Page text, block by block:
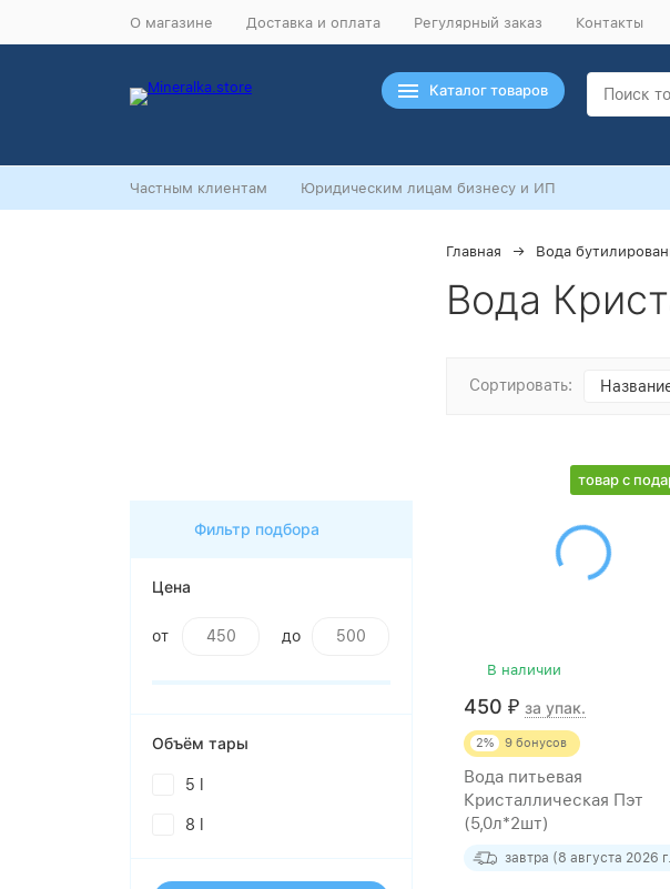
О магазине Доставка и оплата Регулярный заказ Контакты
Каталог товаров
Частным клиентам Юридическим лицам бизнесу и ИП
Главная Вода
Вода
Сортировать:
товар с
В наличии
450 ₽ за упак.
2% 9 бонусов
Вода питьевая
Кристаллическая Пэт
(5,0л*2шт)
завтра (8 августа 2026
Фильтр подбора
Цена
от до
Объём тары
5 l
8 l